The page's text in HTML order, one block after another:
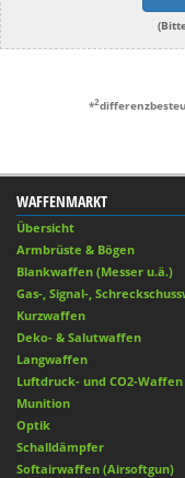
*2
WAFFENMARKT
Übersicht
Armbrüste & Bögen
Blankwaffen (Messer u.ä.)
Gas-, Signal-,
Kurzwaffen
Deko- & Salutwaffen
Langwaffen
Luftdruck- und CO2-Waffen
Munition
Optik
Schalldämpfer
Softairwaffen (Airsoftgun)